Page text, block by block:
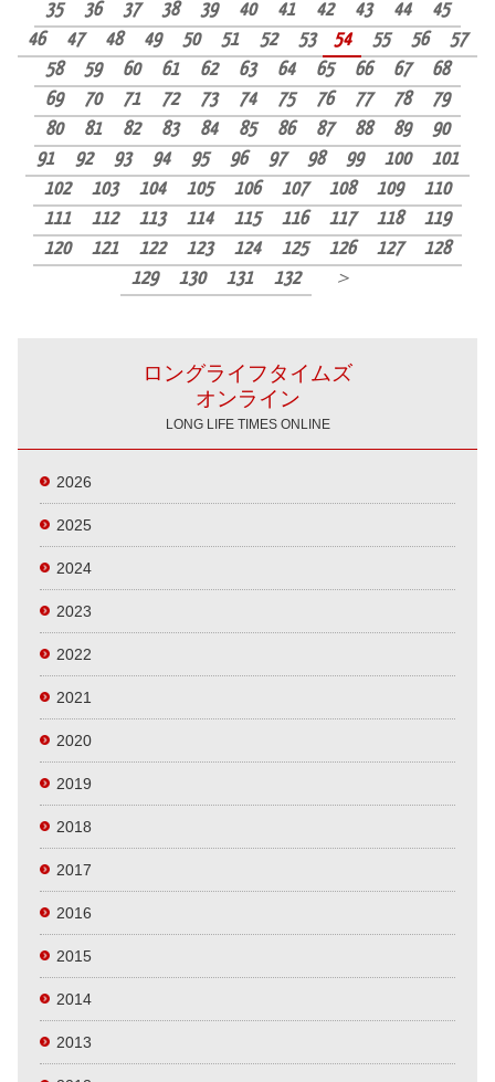
35
36 37 38 39 40 41 42 43 44
45
46
47 48 49 50 51 52 53 54 55 56
57
58
59 60 61 62 63 64 65 66 67
68
69
70 71 72 73 74 75 76 77 78
79
80
81 82 83 84 85 86 87 88 89
90
91
92 93 94 95 96 97 98 99 100
101
102
103 104 105 106 107 108 109
110
111
112 113 114 115 116 117 118
119
120
121 122 123 124 125 126 127
128
129
130 131 132 ＞
ロングライフタイムズ
オンライン
LONG LIFE TIMES ONLINE
2026
2025
2024
2023
2022
2021
2020
2019
2018
2017
2016
2015
2014
2013